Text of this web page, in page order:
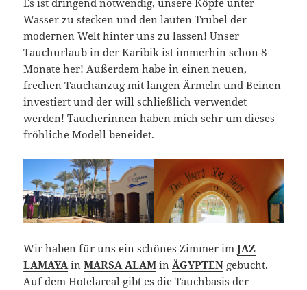
Wasser zu stecken und den lauten Trubel der
modernen Welt hinter uns zu lassen! Unser
Tauchurlaub in der Karibik ist immerhin schon 8
Monate her! Außerdem habe in einen neuen,
frechen Tauchanzug mit langen Ärmeln und Beinen
investiert und der will schließlich verwendet
werden! Taucherinnen haben mich sehr um dieses
fröhliche Modell beneidet.
Wir haben für uns ein schönes Zimmer imJAZ
LAMAYAinMARSA ALAM inÄGYPTEN gebucht.
Auf dem Hotelareal gibt es die Tauchbasis der